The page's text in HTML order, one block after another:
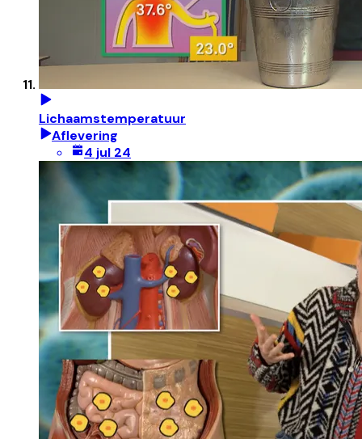
Lichaamstemperatuur
Aflevering
4 jul 24